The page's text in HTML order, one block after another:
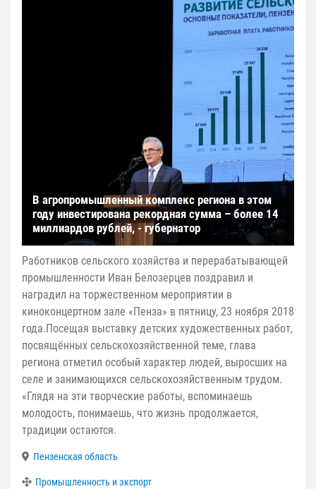
В агропромышленный комплекс региона в этом
году инвестирована рекордная сумма – более 14
миллиардов рублей, - губернатор
Работников сельского хозяйства и перерабатывающей
промышленности Иван Белозерцев поздравил и
наградил на торжественном мероприятии в
киноконцертном зале «Пенза» в пятницу, 23 ноября 2018
года.Посещая выставку детских художественных работ,
посвящённых сельскохозяйственной теме, глава
региона отметил особый характер людей, выросших на
селе и занимающихся сельскохозяйственным трудом.
«Глядя на эти творческие работы, вспоминаешь
молодость, понимаешь, что жизнь продолжается,
традиции остаются.
Пензенская область
Промышленность и экспорт